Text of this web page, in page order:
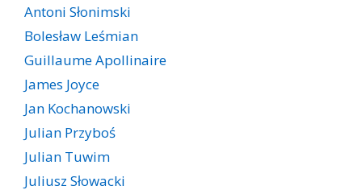
Antoni Słonimski
Bolesław Leśmian
Guillaume Apollinaire
James Joyce
Jan Kochanowski
Julian Przyboś
Julian Tuwim
Juliusz Słowacki